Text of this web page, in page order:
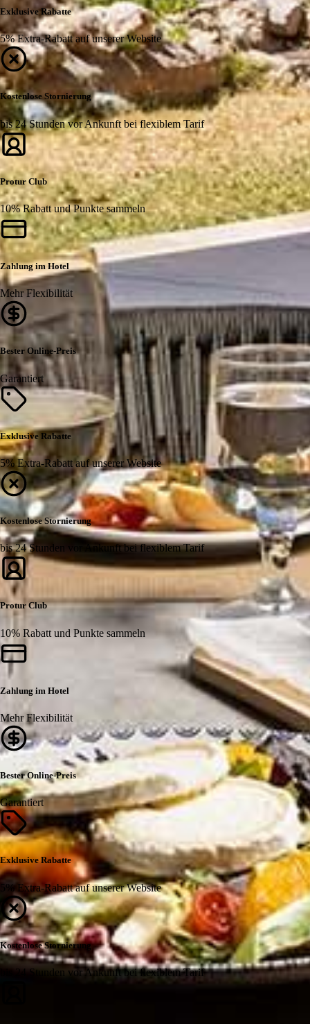
Exklusive Rabatte
5% Extra-Rabatt auf unserer Website
Kostenlose Stornierung
bis 24 Stunden vor Ankunft bei flexiblem Tarif
Protur Club
10% Rabatt und Punkte sammeln
Zahlung im Hotel
Mehr Flexibilität
Bester Online-Preis
Garantiert
Exklusive Rabatte
5% Extra-Rabatt auf unserer Website
Kostenlose Stornierung
bis 24 Stunden vor Ankunft bei flexiblem Tarif
Protur Club
10% Rabatt und Punkte sammeln
Zahlung im Hotel
Mehr Flexibilität
Bester Online-Preis
Garantiert
Exklusive Rabatte
5% Extra-Rabatt auf unserer Website
Kostenlose Stornierung
bis 24 Stunden vor Ankunft bei flexiblem Tarif